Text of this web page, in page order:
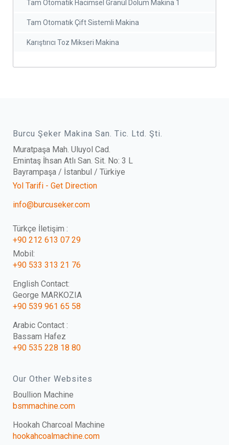
Tam Otomatik Hacimsel Granül Dolum Makina 1
Tam Otomatık Çift Sistemli Makina
Karıştırıcı Toz Mikseri Makina
Burcu Şeker Makina San. Tic. Ltd. Şti.
Muratpaşa Mah. Uluyol Cad.
Emintaş İhsan Atlı San. Sit. No: 3 L
Bayrampaşa / İstanbul / Türkiye
Yol Tarifi - Get Direction
info@burcuseker.com
Türkçe İletişim :
+90 212 613 07 29
Mobil:
+90 533 313 21 76
English Contact:
George MARKOZIA
+90 539 961 65 58
Arabic Contact :
Bassam Hafez
+90 535 228 18 80
Our Other Websites
Boullion Machine
bsmmachine.com
Hookah Charcoal Machine
hookahcoalmachine.com